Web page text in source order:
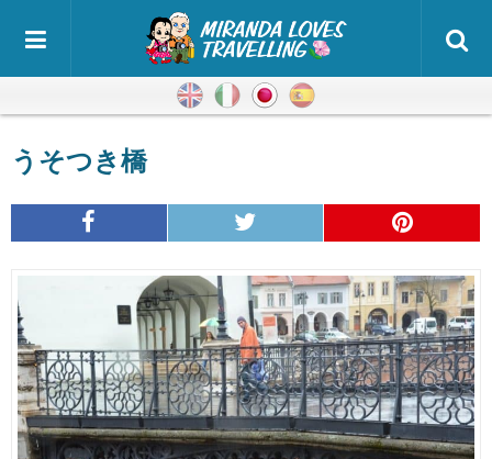
英語 イタリア語
日本語
うそつき橋